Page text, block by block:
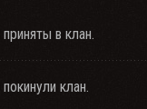
приняты в клан.
покинули клан.